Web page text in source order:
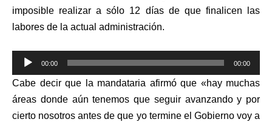
imposible realizar a sólo 12 días de que finalicen las
labores de la actual administración.
Reproductor
de
audio
00:00 00:00
Cabe decir que la mandataria afirmó que «hay muchas
áreas donde aún tenemos que seguir avanzando y por
cierto nosotros antes de que yo termine el Gobierno voy a